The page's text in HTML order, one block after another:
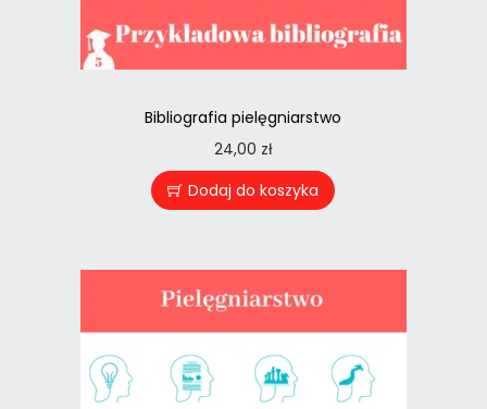
Bibliografia pielęgniarstwo
24,00 zł
Dodaj do koszyka